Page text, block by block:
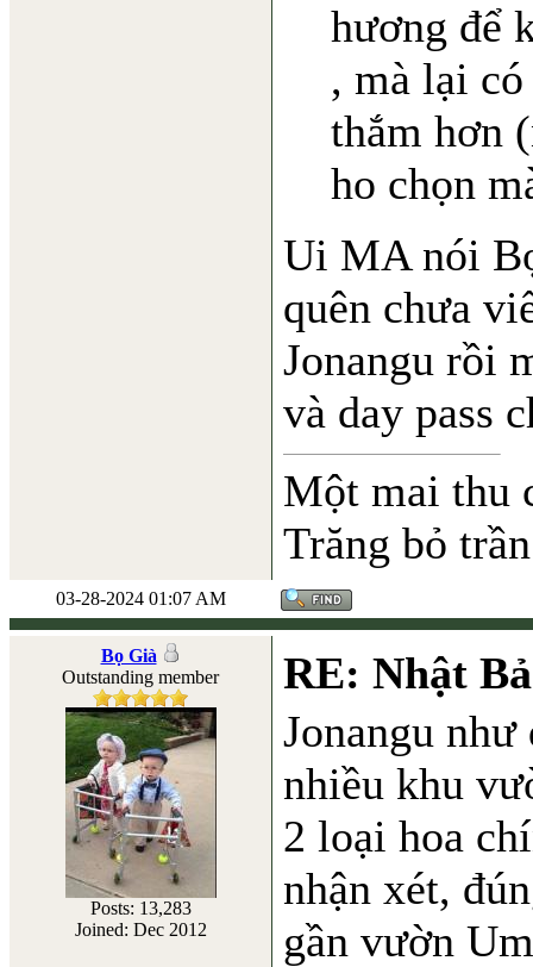
hương để
, mà lại
thắm hơn
ho chọn
Ui MA nói
quên chưa
Jonangu rồi
và day pass
Một mai thu
Trăng bỏ
03-28-2024 01:07 AM
Bọ Già
Outstanding member
Posts: 13,283
Joined: Dec 2012
RE: Nhật
Jonangu
nhiều khu
2 loại hoa
nhận xét,
gần vườn